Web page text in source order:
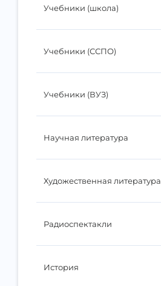
Учебники (школа)
Учебники (ССПО)
Учебники (ВУЗ)
Научная литература
Художественная литература
Радиоспектакли
История